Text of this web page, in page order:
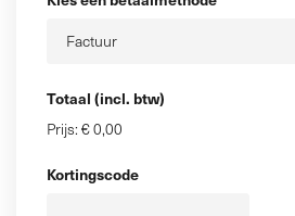
Totaal (incl. btw)
Prijs: € 0,00
Kortingscode